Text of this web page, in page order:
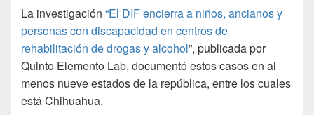
La investigación “El DIF encierra a niños, ancianos y
personas con discapacidad en centros de
rehabilitación de drogas y alcohol”, publicada por
Quinto Elemento Lab, documentó estos casos en al
menos nueve estados de la república, entre los cuales
está Chihuahua.